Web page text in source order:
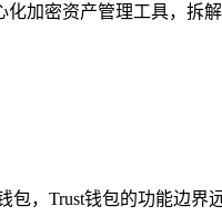
加密资产管理工具，拆
，Trust钱包的功能边界